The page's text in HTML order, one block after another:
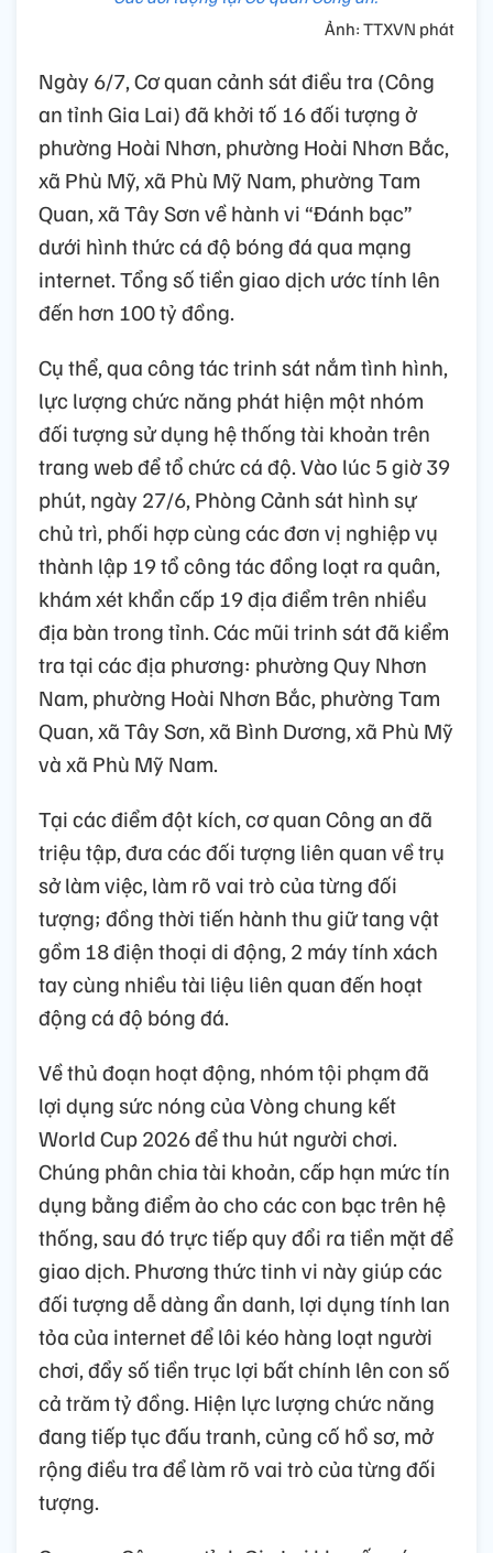
Ảnh: TTXVN phát
Ngày 6/7, Cơ quan cảnh sát điều tra (Công
an tỉnh Gia Lai) đã khởi tố 16 đối tượng ở
phường Hoài Nhơn, phường Hoài Nhơn Bắc,
xã Phù Mỹ, xã Phù Mỹ Nam, phường Tam
Quan, xã Tây Sơn về hành vi “Đánh bạc”
dưới hình thức cá độ bóng đá qua mạng
internet. Tổng số tiền giao dịch ước tính lên
đến hơn 100 tỷ đồng.
Cụ thể, qua công tác trinh sát nắm tình hình,
lực lượng chức năng phát hiện một nhóm
đối tượng sử dụng hệ thống tài khoản trên
trang web để tổ chức cá độ. Vào lúc 5 giờ 39
phút, ngày 27/6, Phòng Cảnh sát hình sự
chủ trì, phối hợp cùng các đơn vị nghiệp vụ
thành lập 19 tổ công tác đồng loạt ra quân,
khám xét khẩn cấp 19 địa điểm trên nhiều
địa bàn trong tỉnh. Các mũi trinh sát đã kiểm
tra tại các địa phương: phường Quy Nhơn
Nam, phường Hoài Nhơn Bắc, phường Tam
Quan, xã Tây Sơn, xã Bình Dương, xã Phù Mỹ
và xã Phù Mỹ Nam.
Tại các điểm đột kích, cơ quan Công an đã
triệu tập, đưa các đối tượng liên quan về trụ
sở làm việc, làm rõ vai trò của từng đối
tượng; đồng thời tiến hành thu giữ tang vật
gồm 18 điện thoại di động, 2 máy tính xách
tay cùng nhiều tài liệu liên quan đến hoạt
động cá độ bóng đá.
Về thủ đoạn hoạt động, nhóm tội phạm đã
lợi dụng sức nóng của Vòng chung kết
World Cup 2026 để thu hút người chơi.
Chúng phân chia tài khoản, cấp hạn mức tín
dụng bằng điểm ảo cho các con bạc trên hệ
thống, sau đó trực tiếp quy đổi ra tiền mặt để
giao dịch. Phương thức tinh vi này giúp các
đối tượng dễ dàng ẩn danh, lợi dụng tính lan
tỏa của internet để lôi kéo hàng loạt người
chơi, đẩy số tiền trục lợi bất chính lên con số
cả trăm tỷ đồng. Hiện lực lượng chức năng
đang tiếp tục đấu tranh, củng cố hồ sơ, mở
rộng điều tra để làm rõ vai trò của từng đối
tượng.